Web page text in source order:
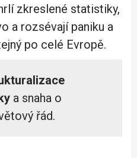
zkreslené statistiky,
a rozsévají paniku a
po celé Evropě.
a snaha o
řád.